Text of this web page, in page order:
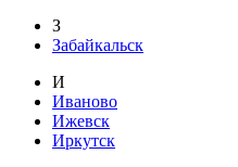
З
Забайкальск
И
Иваново
Ижевск
Иркутск